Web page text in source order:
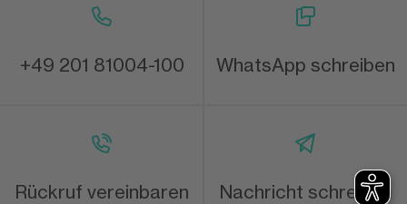
+49 201 81004-100 WhatsApp schreiben
Rückruf vereinbaren Nachricht schreiben